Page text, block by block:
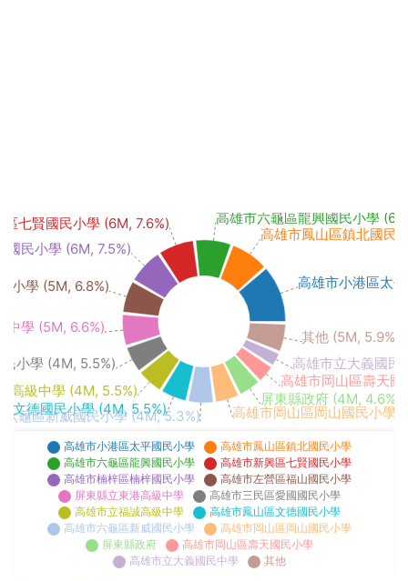
高雄市小港區太
高雄市鳳山區鎮北國民
高雄市六龜區龍興國民小學
七賢國民小學 (6M, 7.6%)
國民小學 (6M, 7.5%)
小學 (5M, 6.8%)
中學 (5M, 6.6%)
小學 (4M, 5.5%)
高級中學 (4M, 5.5%)
文德國民小學 (4M, 5.5%)
六龜區新威國民小學 (4M, 5.3%) 高雄市岡山區岡山國民小學
屏東縣政府 (4M, 4.6%)
高雄市岡山區壽天
高雄市立大義國民
其他 (5M, 5.9%)
高雄市小港區太平國民小學
高雄市鳳山區鎮北國民小學
高雄市六龜區龍興國民小學
高雄市新興區七賢國民小學
高雄市楠梓區楠梓國民小學
高雄市左營區福山國民小學
屏東縣立東港高級中學
高雄市三民區愛國國民小學
高雄市立福誠高級中學
高雄市鳳山區文德國民小學
高雄市六龜區新威國民小學
高雄市岡山區岡山國民小學
屏東縣政府
高雄市岡山區壽天國民小學
高雄市立大義國民中學
其他